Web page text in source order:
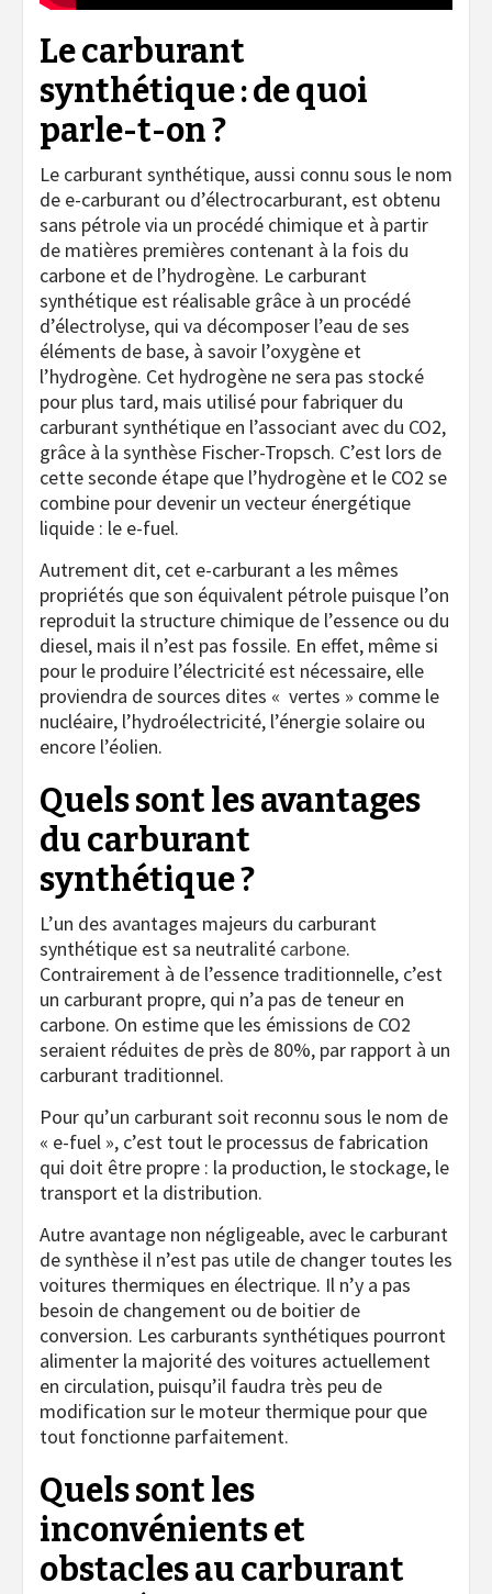
Le carburant
synthétique : de quoi
parle-t-on ?
Le carburant synthétique, aussi connu sous le nom
de e-carburant ou d’électrocarburant, est obtenu
sans pétrole via un procédé chimique et à partir
de matières premières contenant à la fois du
carbone et de l’hydrogène. Le carburant
synthétique est réalisable grâce à un procédé
d’électrolyse, qui va décomposer l’eau de ses
éléments de base, à savoir l’oxygène et
l’hydrogène. Cet hydrogène ne sera pas stocké
pour plus tard, mais utilisé pour fabriquer du
carburant synthétique en l’associant avec du CO2,
grâce à la synthèse Fischer-Tropsch. C’est lors de
cette seconde étape que l’hydrogène et le CO2 se
combine pour devenir un vecteur énergétique
liquide : le e-fuel.
Autrement dit, cet e-carburant a les mêmes
propriétés que son équivalent pétrole puisque l’on
reproduit la structure chimique de l’essence ou du
diesel, mais il n’est pas fossile. En effet, même si
pour le produire l’électricité est nécessaire, elle
proviendra de sources dites « vertes » comme le
nucléaire, l’hydroélectricité, l’énergie solaire ou
encore l’éolien.
Quels sont les avantages
du carburant
synthétique ?
L’un des avantages majeurs du carburant
synthétique est sa neutralité carbone.
Contrairement à de l’essence traditionnelle, c’est
un carburant propre, qui n’a pas de teneur en
carbone. On estime que les émissions de CO2
seraient réduites de près de 80%, par rapport à un
carburant traditionnel.
Pour qu’un carburant soit reconnu sous le nom de
« e-fuel », c’est tout le processus de fabrication
qui doit être propre : la production, le stockage, le
transport et la distribution.
Autre avantage non négligeable, avec le carburant
de synthèse il n’est pas utile de changer toutes les
voitures thermiques en électrique. Il n’y a pas
besoin de changement ou de boitier de
conversion. Les carburants synthétiques pourront
alimenter la majorité des voitures actuellement
en circulation, puisqu’il faudra très peu de
modification sur le moteur thermique pour que
tout fonctionne parfaitement.
Quels sont les
inconvénients et
obstacles au carburant